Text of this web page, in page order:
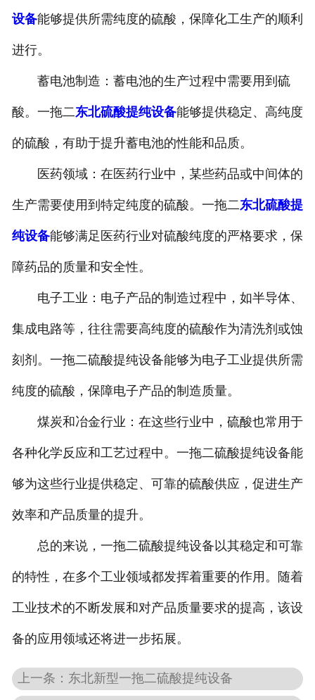
设备能够提供所需纯度的硫酸，保障化工生产的顺利
进行。
蓄电池制造：蓄电池的生产过程中需要用到硫
酸。一拖二东北硫酸提纯设备能够提供稳定、高纯度
的硫酸，有助于提升蓄电池的性能和品质。
医药领域：在医药行业中，某些药品或中间体的
生产需要使用到特定纯度的硫酸。一拖二东北硫酸提
纯设备能够满足医药行业对硫酸纯度的严格要求，保
障药品的质量和安全性。
电子工业：电子产品的制造过程中，如半导体、
集成电路等，往往需要高纯度的硫酸作为清洗剂或蚀
刻剂。一拖二硫酸提纯设备能够为电子工业提供所需
纯度的硫酸，保障电子产品的制造质量。
煤炭和冶金行业：在这些行业中，硫酸也常用于
各种化学反应和工艺过程中。一拖二硫酸提纯设备能
够为这些行业提供稳定、可靠的硫酸供应，促进生产
效率和产品质量的提升。
总的来说，一拖二硫酸提纯设备以其稳定和可靠
的特性，在多个工业领域都发挥着重要的作用。随着
工业技术的不断发展和对产品质量要求的提高，该设
备的应用领域还将进一步拓展。
上一条：东北新型一拖二硫酸提纯设备